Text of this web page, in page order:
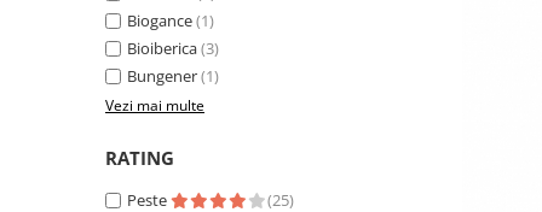
Sampoane si Balsamuri
Servetele Umede
Covorase absorbante
Curatare Ochi
Igiena Interior
Perii si descalcitoare caini
Custi transport - Pisici
Jucarii Pisici
Lese, Hamuri si Zgarzi
Paturi, perne si cosuri pentru pisici
Recompense Delicioase
Biogance(1)
Bioiberica(3)
Bungener(1)
Vezi mai multe
RATING
Peste
(25)